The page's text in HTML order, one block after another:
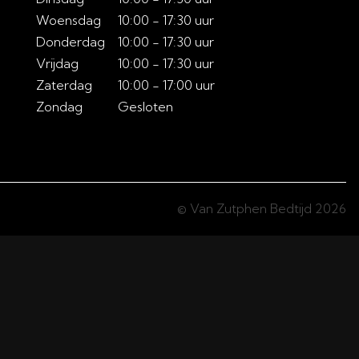
Woensdag
Donderdag
Vrijdag
Zaterdag
Zondag
10:00 - 17:30 uur
10:00 - 17:30 uur
10:00 - 17:30 uur
10:00 - 17:00 uur
Gesloten
© Van Zutphen Bedtijd 2026